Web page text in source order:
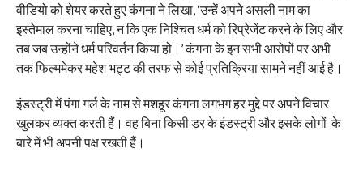
वीडियो को शेयर करते हुए कंगना ने लिखा, ‘उन्हें अपने असली नाम का
इस्तेमाल करना चाहिए, न कि एक निश्चित धर्म को रिप्रेजेंट करने के लिए और
तब जब उन्होंने धर्म परिवर्तन किया हो।’ कंगना के इन सभी आरोपों पर अभी
तक फिल्ममेकर महेश भट्ट की तरफ से कोई प्रतिक्रिया सामने नहीं आई है।
इंडस्ट्री में पंगा गर्ल के नाम से मशहूर कंगना लगभग हर मुद्दे पर अपने विचार
खुलकर व्यक्त करती हैं। वह बिना किसी डर के इंडस्ट्री और इसके लोगों के
बारे में भी अपनी पक्ष रखती हैं।